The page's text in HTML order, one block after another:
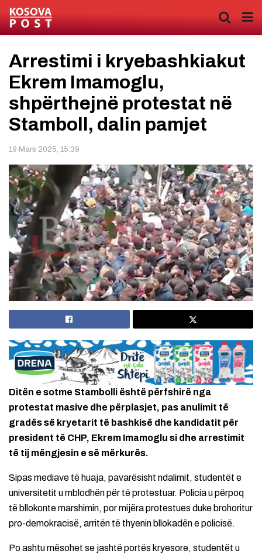
Arrestimi i kryebashkiakut
Ekrem Imamoglu,
shpërthejnë protestat në
Stamboll, dalin pamjet
19 Mars 2025, 15:39
Ditën e sotme Stambolli është përfshirë nga
protestat masive dhe përplasjet, pas anulimit të
gradës së kryetarit të bashkisë dhe kandidatit për
president të CHP, Ekrem Imamoglu si dhe arrestimit
të tij mëngjesin e së mërkurës.
Sipas mediave të huaja, pavarësisht ndalimit, studentët e
universitetit u mblodhën për të protestuar. Policia u përpoq
të bllokonte marshimin, por mijëra protestues duke brohoritur
pro-demokracisë, arritën të thyenin bllokadën e policisë.
Po ashtu mësohet se jashtë portës kryesore, studentët u